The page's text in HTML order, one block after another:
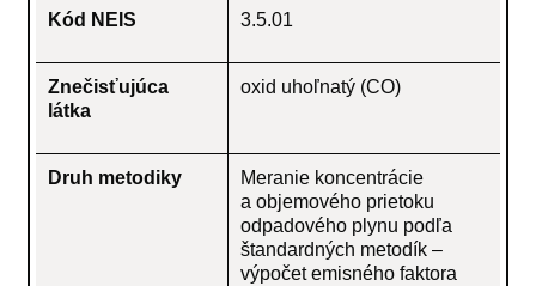
Kód NEIS 3.5.01
Znečisťujúca
látka
oxid uhoľnatý (CO)
Druh metodiky
Meranie koncentrácie
a objemového prietoku
odpadového plynu podľa
štandardných metodík –
výpočet emisného faktora